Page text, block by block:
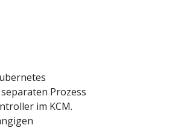
Prozess
im KCM.